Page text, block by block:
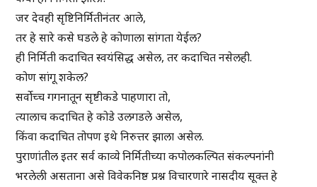
जर देवही सृष्टिनिर्मितीनंतर आले,
तर हे सारे कसे घडले हे कोणाला सांगता येईल?
ही निर्मिती कदाचित स्वयंसिद्ध असेल, तर कदाचित नसेलही.
कोण सांगू शकेल?
सर्वोच्च गगनातून सृष्टीकडे पाहणारा तो,
त्यालाच कदाचित हे कोडे उलगडले असेल,
किंवा कदाचित तोपण इथे निरुत्तर झाला असेल.
पुराणांतील इतर सर्व काव्ये निर्मितीच्या कपोलकल्पित संकल्पनांनी
भरलेली असताना असे विवेकनिष्ठ प्रश्न विचारणारे नासदीय सूक्त हे